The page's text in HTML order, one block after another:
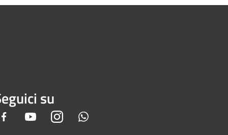
su
Facebook YoutubeInstagram